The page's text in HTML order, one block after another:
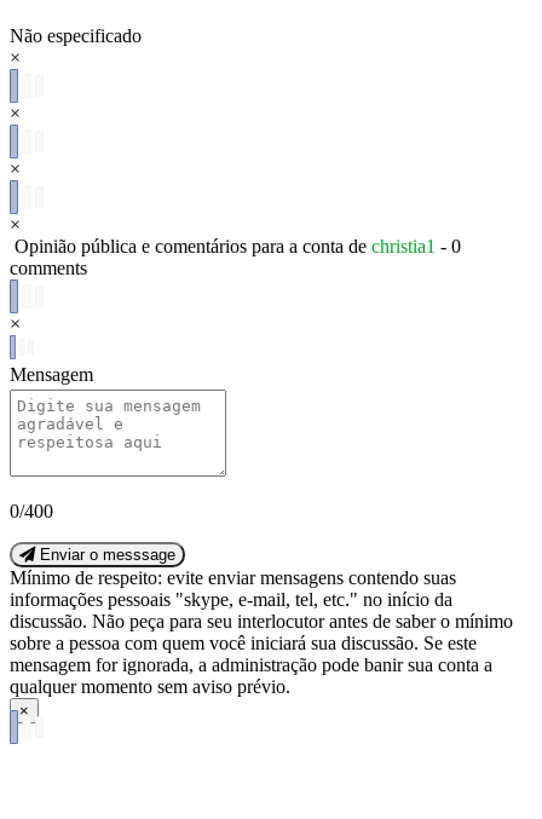
Não especificado
×
×
×
×
Opinião pública e comentários para a conta de christia1 - 0
comments
×
Mensagem
0/400
Enviar o messsage
Mínimo de respeito: evite enviar mensagens contendo suas
informações pessoais "skype, e-mail, tel, etc." no início da
discussão. Não peça para seu interlocutor antes de saber o mínimo
sobre a pessoa com quem você iniciará sua discussão. Se este
mensagem for ignorada, a administração pode banir sua conta a
qualquer momento sem aviso prévio.
×